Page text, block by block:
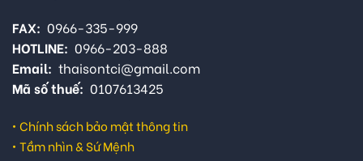
FAX: 0966-335-999
HOTLINE: 0966-203-888
Email: thaisontci@gmail.com
Mã số thuế: 0107613425
• Chính sách bảo mật thông tin
• Tầm nhìn & Sứ Mệnh